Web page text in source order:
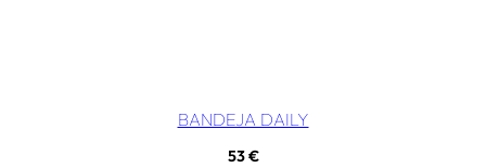
BANDEJA DAILY
53€